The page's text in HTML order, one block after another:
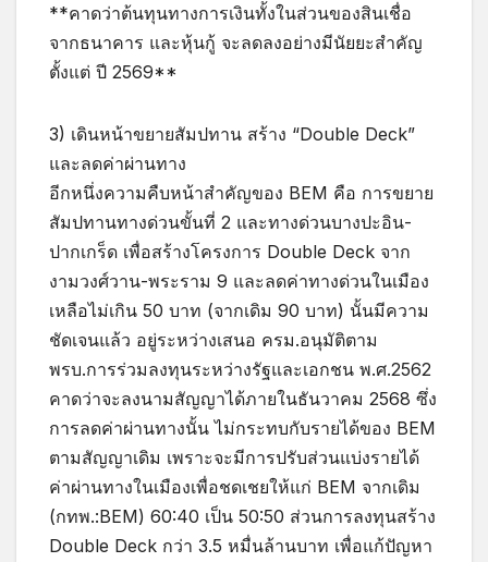
**คาดว่าต้นทุนทางการเงินทั้งในส่วนของสินเชื่อ
จากธนาคาร และหุ้นกู้ จะลดลงอย่างมีนัยยะสำคัญ
ตั้งแต่ ปี 2569**
3) เดินหน้าขยายสัมปทาน สร้าง “Double Deck”
และลดค่าผ่านทาง
อีกหนึ่งความคืบหน้าสำคัญของ BEM คือ การขยาย
สัมปทานทางด่วนขั้นที่ 2 และทางด่วนบางปะอิน-
ปากเกร็ด เพื่อสร้างโครงการ Double Deck จาก
งามวงศ์วาน-พระราม 9 และลดค่าทางด่วนในเมือง
เหลือไม่เกิน 50 บาท (จากเดิม 90 บาท) นั้นมีความ
ชัดเจนแล้ว อยู่ระหว่างเสนอ ครม.อนุมัติตาม
พรบ.การร่วมลงทุนระหว่างรัฐและเอกชน พ.ศ.2562
คาดว่าจะลงนามสัญญาได้ภายในธันวาคม 2568 ซึ่ง
การลดค่าผ่านทางนั้น ไม่กระทบกับรายได้ของ BEM
ตามสัญญาเดิม เพราะจะมีการปรับส่วนแบ่งรายได้
ค่าผ่านทางในเมืองเพื่อชดเชยให้แก่ BEM จากเดิม
(กทพ.:BEM) 60:40 เป็น 50:50 ส่วนการลงทุนสร้าง
Double Deck กว่า 3.5 หมื่นล้านบาท เพื่อแก้ปัญหา